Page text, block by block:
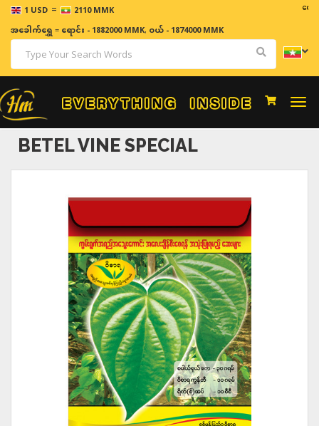
1 USD = 2110 MMK ဈေးနှုန်
အခေါက်ရွှေ=ရောင်း - 1882000 MMK, ဝယ် - 1874000 MMK
BETEL VINE SPECIAL